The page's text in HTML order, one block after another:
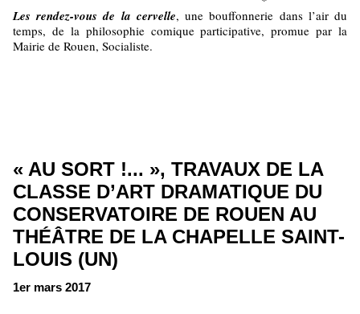
Les rendez-vous de la cervelle, une bouffonnerie dans l’air du
temps, de la philosophie comique participative, promue par la
Mairie de Rouen, Socialiste.
« AU SORT !... », TRAVAUX DE LA
CLASSE D’ART DRAMATIQUE DU
CONSERVATOIRE DE ROUEN AU
THÉÂTRE DE LA CHAPELLE SAINT-
LOUIS (UN)
1er mars 2017